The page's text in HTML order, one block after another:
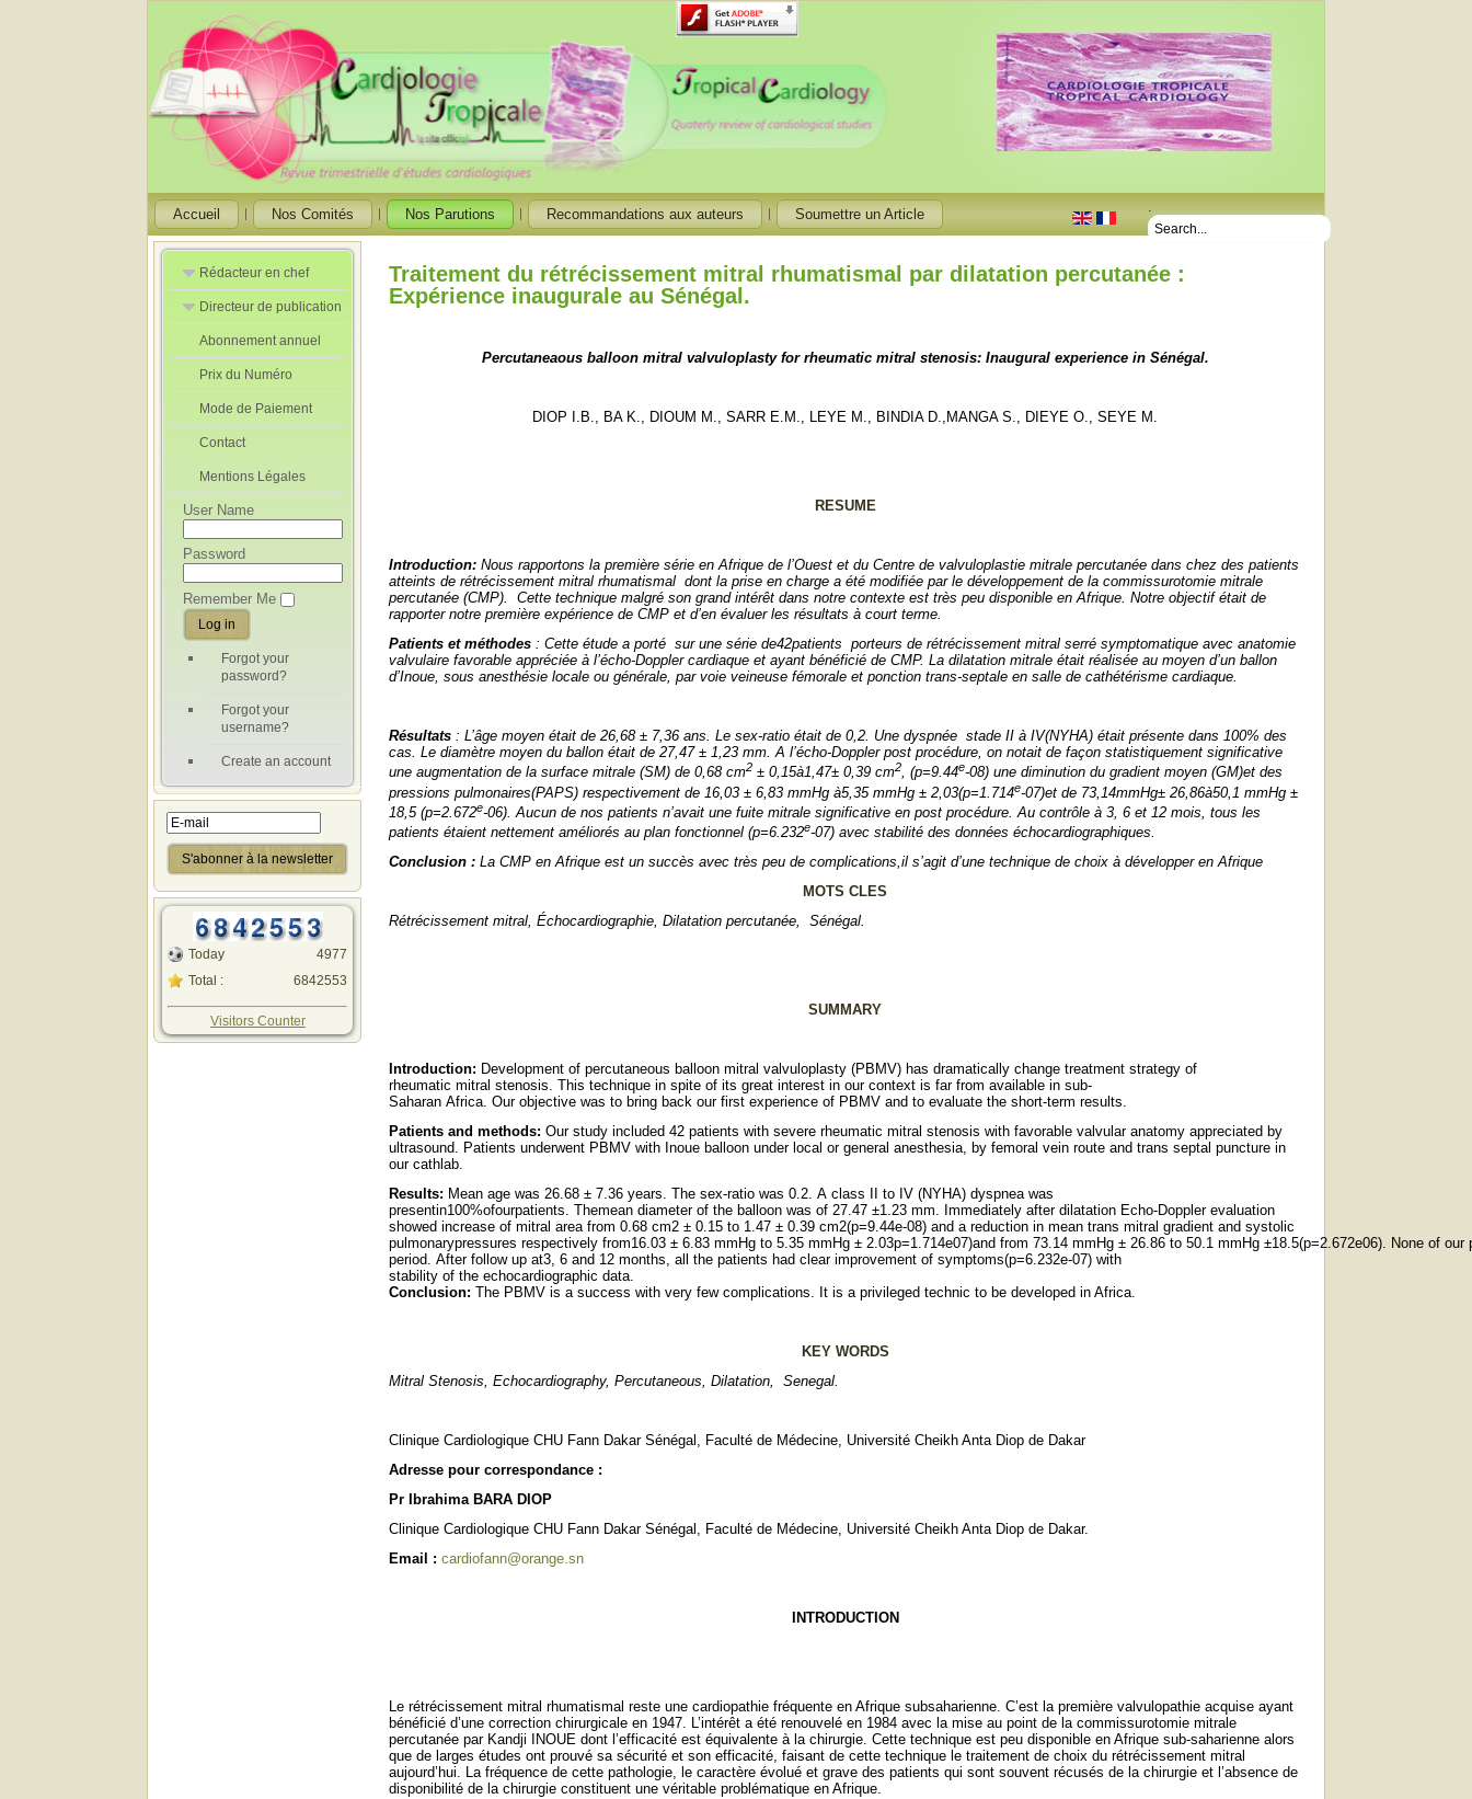
.
Accueil Nos Comités Nos Parutions Recommandations aux auteurs Soumettre un Article
Rédacteur en chef
Rédacteurs en
Chef Adjoint
Directeur de publication
Directeur de
publication
adjoint
Abonnement annuel
Prix du Numéro
Mode de Paiement
Contact
Mentions Légales
User Name
Password
Remember Me
Forgot your
password?
Forgot your
username?
Create an account
Today
Total :
4977
6842553
Visitors Counter
Traitement du rétrécissement mitral rhumatismal par dilatation percutanée :
Expérience inaugurale au Sénégal.
Percutaneaous balloon mitral valvuloplasty for rheumatic mitral stenosis: Inaugural experience in Sénégal.
DIOP I.B., BA K., DIOUM M., SARR E.M., LEYE M., BINDIA D.,MANGA S., DIEYE O., SEYE M.
RESUME
Introduction: Nous rapportons la première série en Afrique de l’Ouest et du Centre de valvuloplastie mitrale percutanée dans chez des patients
atteints de rétrécissement mitral rhumatismal dont la prise en charge a été modifiée par le développement de la commissurotomie mitrale
percutanée (CMP).
Cette technique malgré son grand intérêt dans notre contexte est très peu disponible en Afrique. Notre objectif était de
rapporter notre première expérience de CMP et d’en évaluer les résultats à court terme.
Patients et méthodes : Cette étude a porté sur une série de42patients
porteurs de rétrécissement mitral serré symptomatique avec anatomie
valvulaire favorable appréciée à l’écho-Doppler cardiaque et ayant bénéficié de CMP. La dilatation mitrale était réalisée au moyen d’un ballon
d’Inoue, sous anesthésie locale ou générale, par voie veineuse fémorale et ponction trans-septale en salle de cathétérisme cardiaque.
Résultats: L’âge moyen était de 26,68 ± 7,36 ans. Le sex-ratio était de 0,2. Une dyspnée stade II à IV(NYHA) était présente dans 100% des
cas. Le diamètre moyen du ballon était de 27,47 ± 1,23 mm. A l’écho-Doppler post procédure, on notait de façon statistiquement significative
une augmentation de la surface mitrale (SM) de 0,68 cm2 ± 0,15à1,47± 0,39 cm2, (p=9.44e-08) une diminution du gradient moyen (GM)et des
pressions pulmonaires(PAPS) respectivement de 16,03 ± 6,83 mmHg à5,35 mmHg ± 2,03(p=1.714e-07)et de 73,14mmHg± 26,86à50,1 mmHg ±
18,5 (p=2.672e-06). Aucun de nos patients n’avait une fuite mitrale significative en post procédure. Au contrôle à 3, 6 et 12 mois, tous les
patients étaient nettement améliorés au plan fonctionnel (p=6.232e-07) avec stabilité des données échocardiographiques.
Conclusion :La CMP en Afrique est un succès avec très peu de complications,il s’agit d’une technique de choix à développer en Afrique
MOTS CLES
Rétrécissement mitral, Échocardiographie, Dilatation percutanée, Sénégal.
SUMMARY
Introduction: Development of percutaneous balloon mitral valvuloplasty (PBMV) has dramatically change treatment strategy of
rheumatic mitral stenosis. This technique in spite of its great interest in our context is far from available in sub-
Saharan Africa. Our objective was to bring back our first experience of PBMV and to evaluate the short-term results.
Patients and methods: Our study included 42patients with severe rheumatic mitral stenosis withfavorable valvular anatomy appreciated by
ultrasound. Patients underwent PBMV with Inoue balloon under local or general anesthesia, by femoral vein route and trans septal puncture in
our cathlab.
Results: Mean age was 26.68 ± 7.36 years.The sex-ratio was 0.2. A class II to IV (NYHA) dyspnea was
presentin100%ofourpatients. Themean diameter of the balloon was of 27.47 ±1.23 mm. Immediately after dilatation Echo-Dopplerevaluation
showedincreaseof mitral areafrom0.68 cm2 ± 0.15 to 1.47 ± 0.39 cm2(p=9.44e-08) and a reduction in mean trans mitral gradient and systolic
pulmonarypressures respectively from16.03 ± 6.83 mmHg to 5.35 mmHg ± 2.03p=1.714e07)and from 73.14 mmHg ± 26.86 to 50.1 mmHg ±18.5(p=2.672e06). None of our
period. After follow up at3, 6 and 12 months, all the patients had clear improvement of symptoms(p=6.232e-07) with
stability of the echocardiographic data.
Conclusion: The PBMV is a success with very few complications. It is a privileged technic to be developed in Africa.
KEY WORDS
Mitral Stenosis, Echocardiography, Percutaneous, Dilatation, Senegal.
Clinique Cardiologique CHU Fann Dakar Sénégal, Faculté de Médecine, Université Cheikh Anta Diop de Dakar
Adresse pour correspondance :
Pr Ibrahima BARA DIOP
Clinique Cardiologique CHU Fann Dakar Sénégal, Faculté de Médecine, Université Cheikh Anta Diop de Dakar.
Email :cardiofann@orange.sn
INTRODUCTION
Le rétrécissement mitral rhumatismal reste une cardiopathie fréquente en Afrique subsaharienne. C’est la première valvulopathie acquise ayant
bénéficié d’une correction chirurgicale en 1947. L’intérêt a été renouvelé en 1984 avec la mise au point de la commissurotomie mitrale
percutanée par Kandji INOUE dont l’efficacité est équivalente à la chirurgie. Cette technique est peu disponible en Afrique sub-saharienne alors
que de larges études ont prouvé sa sécurité et son efficacité, faisant de cette technique le traitement de choix du rétrécissement mitral
aujourd’hui. La fréquence de cette pathologie, le caractère évolué et grave des patients qui sont souvent récusés de la chirurgie et l’absence de
disponibilité de la chirurgie constituent une véritable problématique en Afrique.